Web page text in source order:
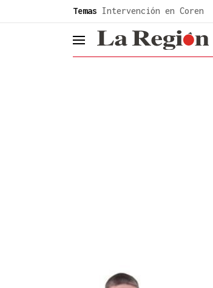
Temas Intervención en Coren
header.menu.open